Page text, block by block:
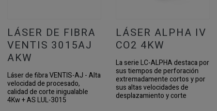
LÁSER DE FIBRA
VENTIS 3015AJ
AKW
Láser de fibra VENTIS-AJ - Alta
velocidad de procesado,
calidad de corte inigualable
4Kw + AS LUL-3015
LÁSER ALPHA IV
CO2 4KW
La serie LC-ALPHA destaca por
sus tiempos de perforación
extremadamente cortos y por
sus altas velocidades de
desplazamiento y corte